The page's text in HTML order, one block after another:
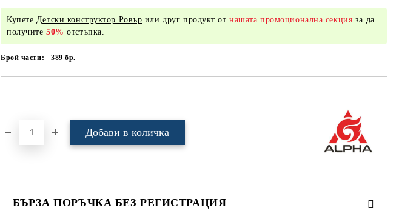
Купете Детски конструктор Ровър или друг продукт отнашата промоционална секция за да
получите50% отстъпка.
Брой части: 389бр.
БЪРЗА ПОРЪЧКА БЕЗ РЕГИСТРАЦИЯ